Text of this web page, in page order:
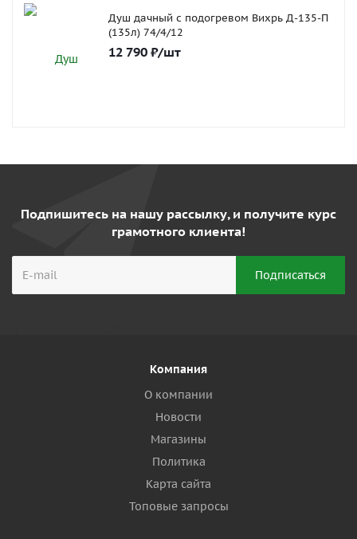
Душ дачный с подогревом Вихрь Д-135-П
(135л) 74/4/12
12 790 ₽/шт
Подпишитесь на нашу рассылку, и получите курс
грамотного клиента!
Компания
О компании
Новости
Магазины
Политика
Карта сайта
Топовые запросы